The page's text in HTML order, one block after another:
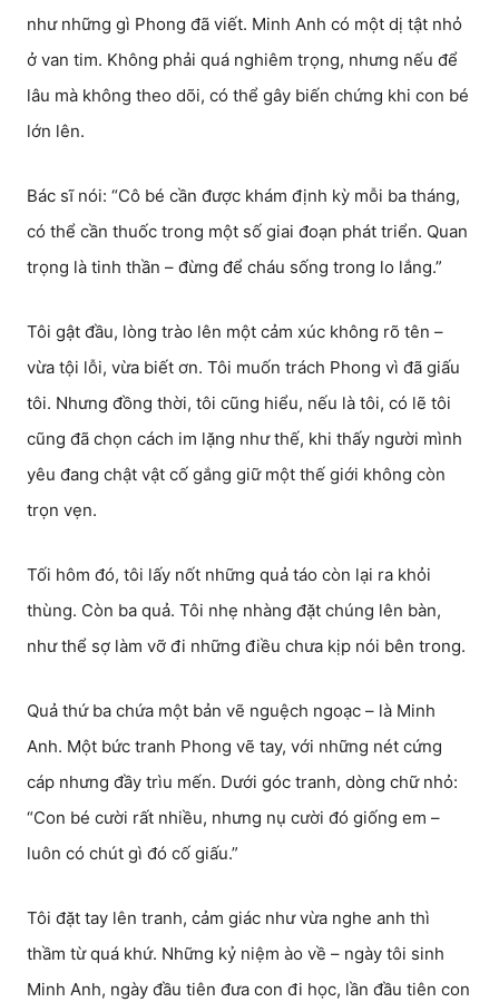
như những gì Phong đã viết. Minh Anh có một dị tật nhỏ
ở van tim. Không phải quá nghiêm trọng, nhưng nếu để
lâu mà không theo dõi, có thể gây biến chứng khi con bé
lớn lên.
Bác sĩ nói: “Cô bé cần được khám định kỳ mỗi ba tháng,
có thể cần thuốc trong một số giai đoạn phát triển. Quan
trọng là tinh thần – đừng để cháu sống trong lo lắng.”
Tôi gật đầu, lòng trào lên một cảm xúc không rõ tên –
vừa tội lỗi, vừa biết ơn. Tôi muốn trách Phong vì đã giấu
tôi. Nhưng đồng thời, tôi cũng hiểu, nếu là tôi, có lẽ tôi
cũng đã chọn cách im lặng như thế, khi thấy người mình
yêu đang chật vật cố gắng giữ một thế giới không còn
trọn vẹn.
Tối hôm đó, tôi lấy nốt những quả táo còn lại ra khỏi
thùng. Còn ba quả. Tôi nhẹ nhàng đặt chúng lên bàn,
như thể sợ làm vỡ đi những điều chưa kịp nói bên trong.
Quả thứ ba chứa một bản vẽ nguệch ngoạc – là Minh
Anh. Một bức tranh Phong vẽ tay, với những nét cứng
cáp nhưng đầy trìu mến. Dưới góc tranh, dòng chữ nhỏ:
“Con bé cười rất nhiều, nhưng nụ cười đó giống em –
luôn có chút gì đó cố giấu.”
Tôi đặt tay lên tranh, cảm giác như vừa nghe anh thì
thầm từ quá khứ. Những kỷ niệm ào về – ngày tôi sinh
Minh Anh, ngày đầu tiên đưa con đi học, lần đầu tiên con